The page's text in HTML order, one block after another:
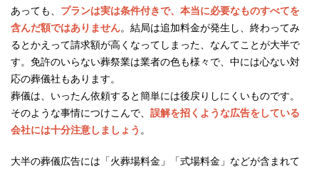
あっても、 プランは実は条件付きで、本当に必要なものすべてを
含んだ額ではありません。結局は追加料金が発生し、終わってみ
るとかえって請求額が高くなってしまった、なんてことが大半で
す。免許のいらない葬祭業は業者の色も様々で、中には心ない対
応の葬儀社もあります。
葬儀は、いったん依頼すると簡単には後戻りしにくいものです。
そのような事情につけこんで、 誤解を招くような広告をしている
会社には十分注意しましょう 。
大半の葬儀広告には「火葬場料金」「式場料金」などが含まれて